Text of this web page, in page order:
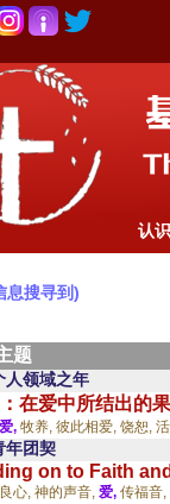
认
息搜寻到)
题
人领域之年
在爱中所结出的
爱, 牧养, 彼此相爱, 饶恕,
年团契
on to Faith
良心, 神的声音, 爱, 传福音,